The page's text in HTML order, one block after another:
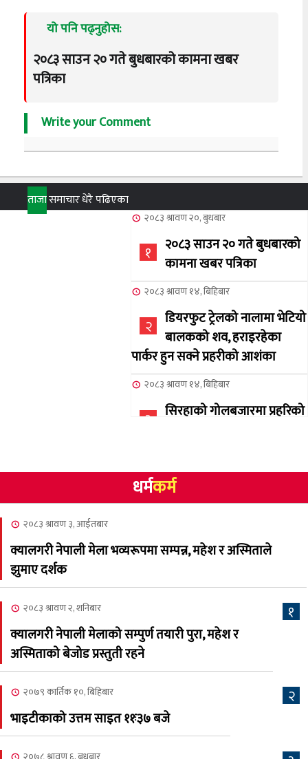
यो पनि पढ्नुहोस:
२०८३ साउन २० गते बुधबारको कामना खबर
पत्रिका
Write your Comment
ताजासमाचारधेरै पढिएका
२०८३ श्रावण २०, बुधबार
१
२०८३ साउन २० गते बुधबारको
कामना खबर पत्रिका
२०८३ श्रावण १४, बिहिबार
२
डियरफुट ट्रेलको नालामा भेटियो
बालकको शव, हराइरहेका
पार्कर हुन सक्ने प्रहरीको आशंका
२०८३ श्रावण १४, बिहिबार
३
सिरहाको गोलबजारमा प्रहरिको
४
NCSC को अध्यक्षमा घनेन्द्र
न्यौपाने बिजयी
नेप्लिज सोसाइटि अफ
२०८३ श्रावण ६, बुधबार
कामना खबर पत्रिका
७ क्यालगरी नेपाली मेला
धर्मकर्म
२०८३ श्रावण ३, आईतबार
क्यालगरी नेपाली मेला भव्यरूपमा सम्पन्न, महेश र अस्मिताले
झुमाए दर्शक
१
२०८३ श्रावण २, शनिबार
क्यालगरी नेपाली मेलाको सम्पुर्ण तयारी पुरा, महेश र
अस्मिताको बेजोड प्रस्तुती रहने
२
२०७९ कार्तिक १०, बिहिबार
भाइटीकाको उत्तम साइत ११ः३७ बजे